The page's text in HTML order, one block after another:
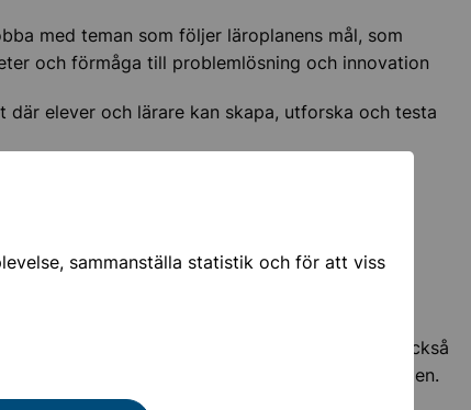
sammanställa statistik och för att viss
med teman som följer läroplanens mål, som
och förmåga till problemlösning och innovation
där elever och lärare kan skapa, utforska och testa
entreprenörskap och digitalisering Vi vill också
att användning av digitala verktyg i undervisningen.